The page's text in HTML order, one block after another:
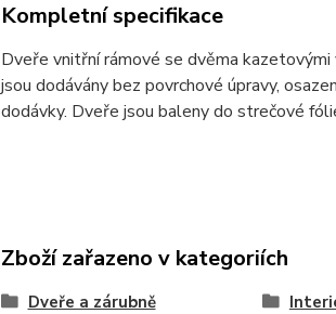
Kompletní specifikace
Dveře vnitřní rámové se dvěma
jsou dodávány bez povrchové úpravy,
dodávky. Dveře jsou baleny do strečové
Zboží zařazeno v kategoriích
Dveře a zárubně